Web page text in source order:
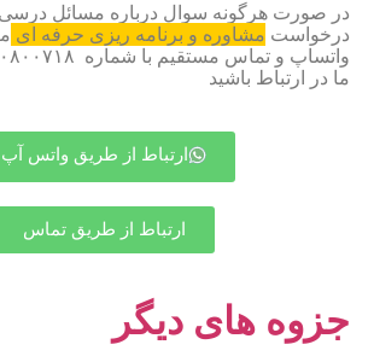
در صورت هرگونه سوال درباره مسائل
درخواست مشاوره و برنامه ریزی حرفه ای
ما در ارتباط باشید
ارتباط از طریق واتس آپ
ارتباط از طریق تماس
جزوه های دیگر